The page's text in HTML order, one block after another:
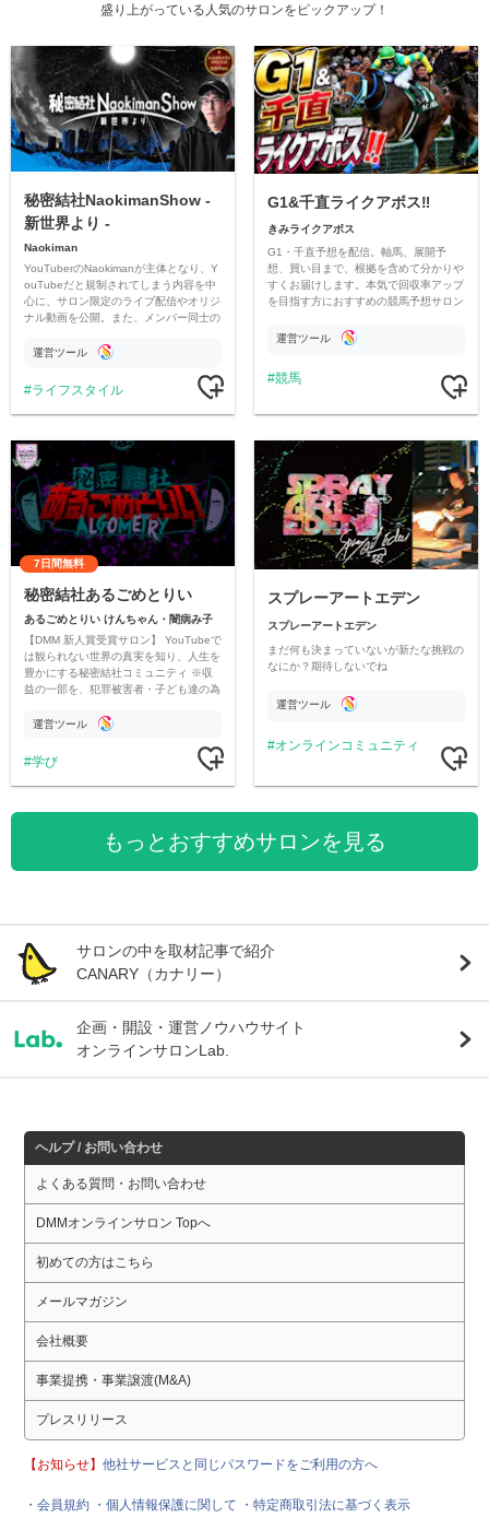
盛り上がっている人気のサロンをピックアップ！
秘密結社NaokimanShow -
新世界より -
Naokiman
YouTuberのNaokimanが主体となり、Y
ouTubeだと規制されてしまう内容を中
心に、サロン限定のライブ配信やオリジ
ナル動画を公開。また、メンバー同士の
ただいています。
運営ツール
ライフスタイル
G1&千直ライクアボス‼️
きみライクアボス
G1・千直予想を配信。軸馬、展開予
想、買い目まで、根拠を含めて分かりや
すくお届けします。本気で回収率アップ
を目指す方におすすめの競馬予想サロン
運営ツール
競馬
7日間無料
秘密結社あるごめとりい
あるごめとりい けんちゃん・闇病み子
【DMM 新人賞受賞サロン】 YouTubeで
は観られない世界の真実を知り、人生を
豊かにする秘密結社コミュニティ ※収
益の一部を、犯罪被害者・子ども達の為
す運営ツール
学び
スプレーアートエデン
スプレーアートエデン
まだ何も決まっていないが新たな挑戦の
なにか？期待しないでね
運営ツール
オンラインコミュニティ
もっとおすすめサロンを見る
サロンの中を取材記事で紹介
CANARY（カナリー）
企画・開設・運営ノウハウサイト
オンラインサロンLab.
ヘルプ / お問い合わせ
よくある質問・お問い合わせ
DMMオンラインサロン Topへ
初めての方はこちら
メールマガジン
会社概要
事業提携・事業譲渡(M&A)
プレスリリース
【お知らせ】他社サービスと同じパスワードをご利用の方へ
・会員規約 ・個人情報保護に関して ・特定商取引法に基づく表示